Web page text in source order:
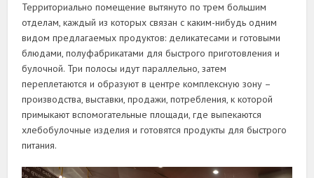
Территориально помещение вытянуто по трем большим
отделам, каждый из которых связан с каким-нибудь одним
видом предлагаемых продуктов: деликатесами и готовыми
блюдами, полуфабрикатами для быстрого приготовления и
булочной. Три полосы идут параллельно, затем
переплетаются и образуют в центре комплексную зону –
производства, выставки, продажи, потребления, к которой
примыкают вспомогательные площади, где выпекаются
хлебобулочные изделия и готовятся продукты для быстрого
питания.